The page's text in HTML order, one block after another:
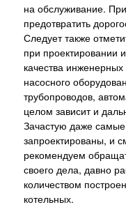
на обслуживание.
предотвратить
Следует также
при проектировании
качества
насосного
трубопроводов,
целом зависит и
Зачастую даже
запроектированы, и
рекомендуем
своего дела, давно
количеством
котельных.